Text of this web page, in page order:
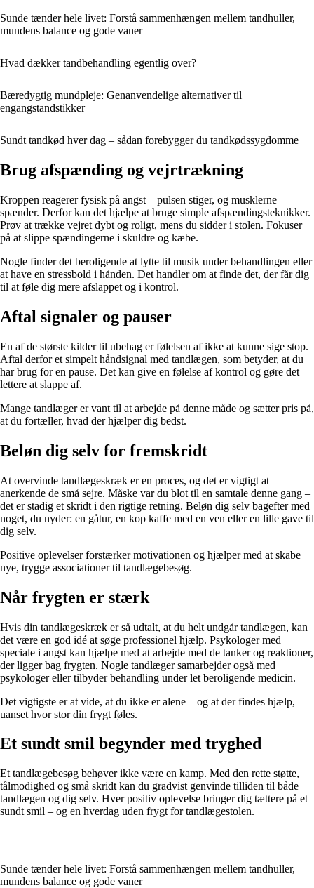
Sunde tænder hele livet: Forstå sammenhængen mellem tandhuller,
mundens balance og gode vaner
Hvad dækker tandbehandling egentlig over?
Bæredygtig mundpleje: Genanvendelige alternativer til
engangstandstikker
Sundt tandkød hver dag – sådan forebygger du tandkødssygdomme
Brug afspænding og vejrtrækning
Kroppen reagerer fysisk på angst – pulsen stiger, og musklerne
spænder. Derfor kan det hjælpe at bruge simple afspændingsteknikker.
Prøv at trække vejret dybt og roligt, mens du sidder i stolen. Fokuser
på at slippe spændingerne i skuldre og kæbe.
Nogle finder det beroligende at lytte til musik under behandlingen eller
at have en stressbold i hånden. Det handler om at finde det, der får dig
til at føle dig mere afslappet og i kontrol.
Aftal signaler og pauser
En af de største kilder til ubehag er følelsen af ikke at kunne sige stop.
Aftal derfor et simpelt håndsignal med tandlægen, som betyder, at du
har brug for en pause. Det kan give en følelse af kontrol og gøre det
lettere at slappe af.
Mange tandlæger er vant til at arbejde på denne måde og sætter pris på,
at du fortæller, hvad der hjælper dig bedst.
Beløn dig selv for fremskridt
At overvinde tandlægeskræk er en proces, og det er vigtigt at
anerkende de små sejre. Måske var du blot til en samtale denne gang –
det er stadig et skridt i den rigtige retning. Beløn dig selv bagefter med
noget, du nyder: en gåtur, en kop kaffe med en ven eller en lille gave til
dig selv.
Positive oplevelser forstærker motivationen og hjælper med at skabe
nye, trygge associationer til tandlægebesøg.
Når frygten er stærk
Hvis din tandlægeskræk er så udtalt, at du helt undgår tandlægen, kan
det være en god idé at søge professionel hjælp. Psykologer med
speciale i angst kan hjælpe med at arbejde med de tanker og reaktioner,
der ligger bag frygten. Nogle tandlæger samarbejder også med
psykologer eller tilbyder behandling under let beroligende medicin.
Det vigtigste er at vide, at du ikke er alene – og at der findes hjælp,
uanset hvor stor din frygt føles.
Et sundt smil begynder med tryghed
Et tandlægebesøg behøver ikke være en kamp. Med den rette støtte,
tålmodighed og små skridt kan du gradvist genvinde tilliden til både
tandlægen og dig selv. Hver positiv oplevelse bringer dig tættere på et
sundt smil – og en hverdag uden frygt for tandlægestolen.
Sunde tænder hele livet: Forstå sammenhængen mellem tandhuller,
mundens balance og gode vaner